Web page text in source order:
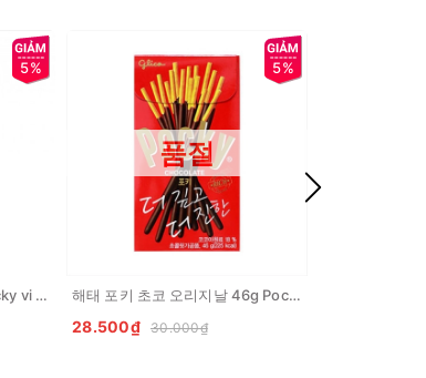
5%
해태 포키 블루베리 41g Pocky vi viet quat
5%
품절
해태 포키 초코 오리지날 46g Pocky vi truyen thong
28.500₫ 30.000₫